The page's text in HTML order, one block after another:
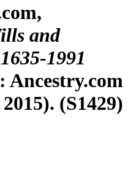
and
1991
Ancestry.com
(S1429)